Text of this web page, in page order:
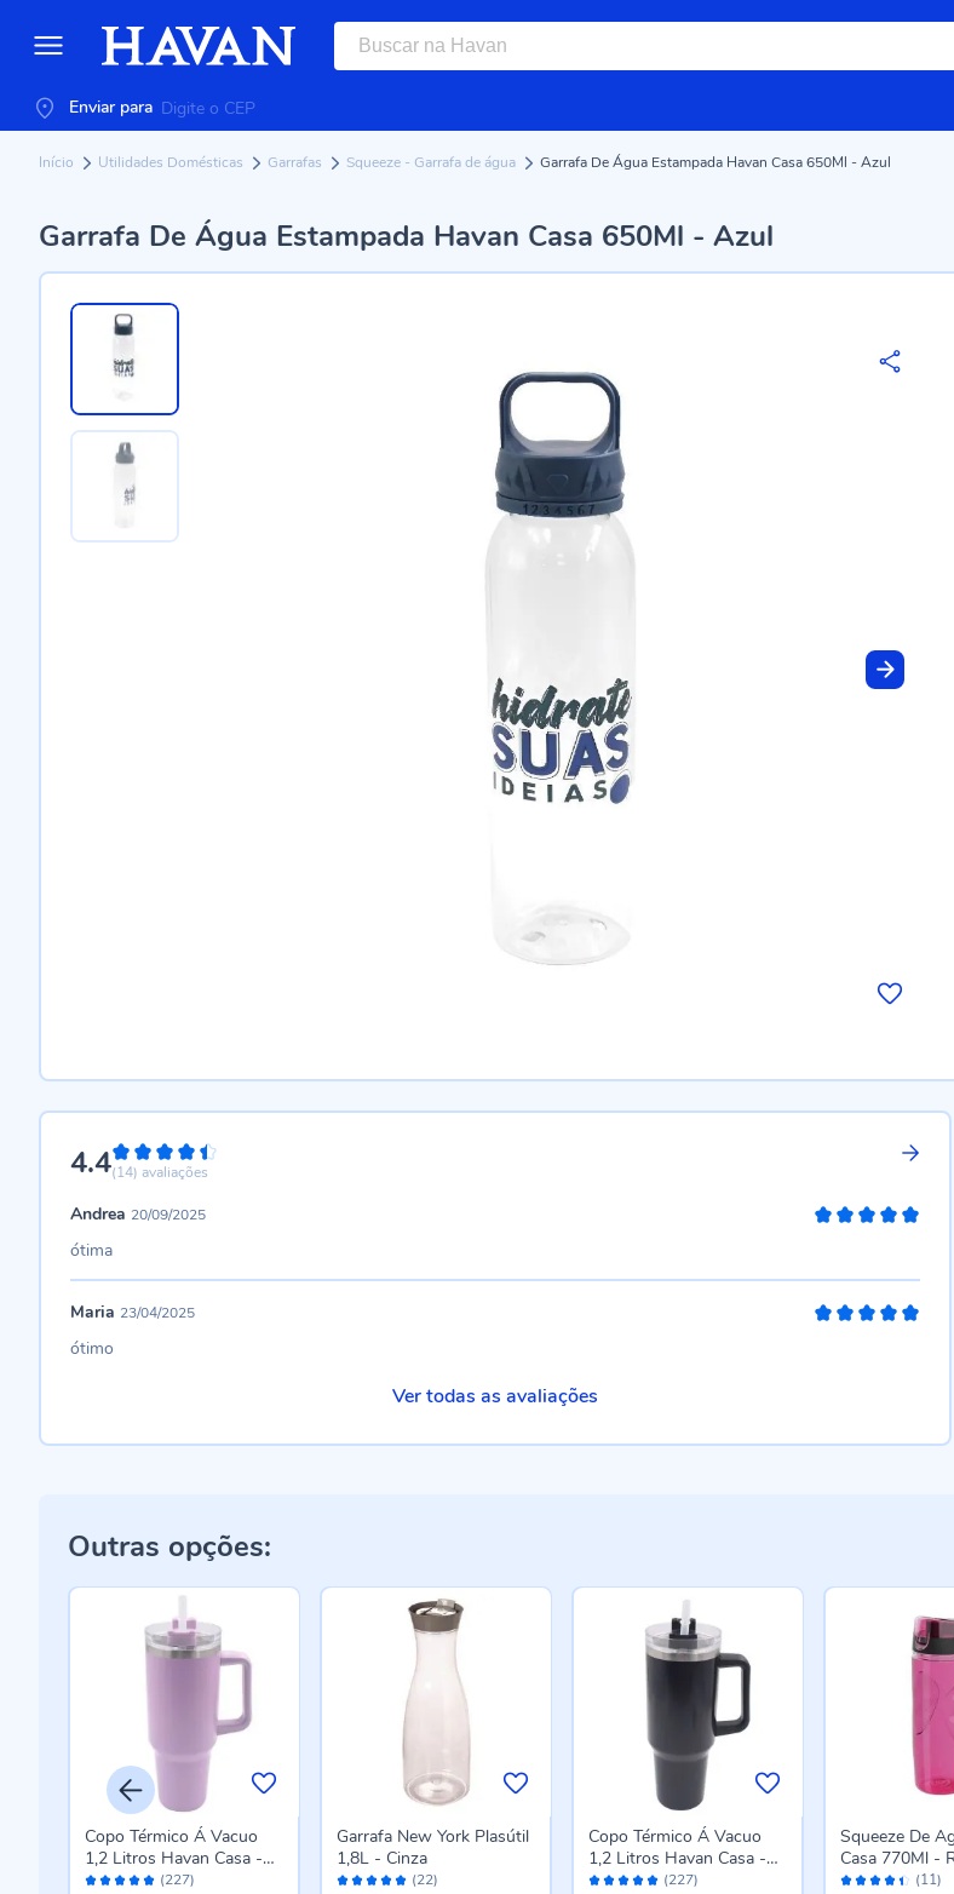
Enviar para
Início Utilidades Domésticas Garrafas Squeeze - Garrafa de água Garrafa De Água Estampada Havan Casa 650Ml - Azul
Garrafa De Água Estampada Havan Casa 650Ml - Azul
4.488%
(14) avaliações
Andrea 20/09/2025
ótima
Maria 23/04/2025
ótimo
Ver todas as avaliações
Outras opções:
Avaliação: (227)
Copo Térmico Á Vacuo
1,2 Litros Havan Casa -
Lilás
Avaliação: (22)
Garrafa New York Plasútil
1,8L - Cinza
Avaliação: (227)
Copo Térmico Á Vacuo
1,2 Litros Havan Casa -
Preto
Avaliação: (11)
Squeeze De
Casa 770Ml -